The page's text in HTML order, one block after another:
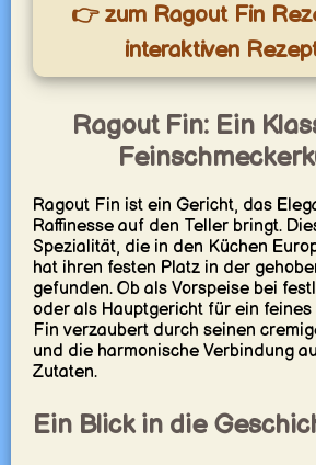
👉 zum Ragout Fin
interaktiven
Ragout Fin: Ein
Ragout Fin ist ein Gericht, das
Raffinesse auf den Teller bringt.
Spezialität, die in den Küchen
hat ihren festen Platz in der
gefunden. Ob als Vorspeise bei
oder als Hauptgericht für ein feines
Fin verzaubert durch seinen
und die harmonische Verbindung
Zutaten.
Ein Blick in die